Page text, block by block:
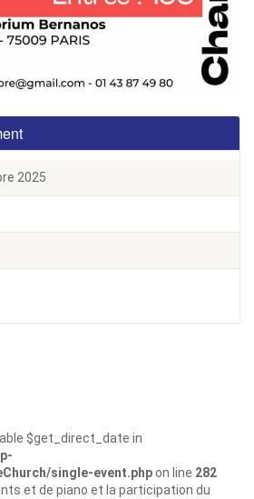
2025
$get_direct_date in
single-event.phpon line 282
et de piano et la participation du